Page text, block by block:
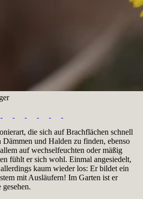
die sich auf Brachflächen schnell
Dämmen und Halden zu finden, ebenso
auf wechselfeuchten oder mäßig
fühlt er sich wohl. Einmal angesiedelt,
kaum wieder los: Er bildet ein
mit Ausläufern! Im Garten ist er